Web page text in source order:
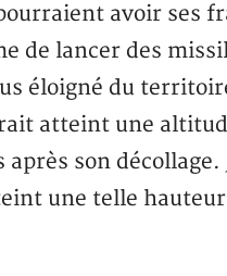
avoir ses
de lancer des
éloigné du
atteint une
son décollage.
une telle